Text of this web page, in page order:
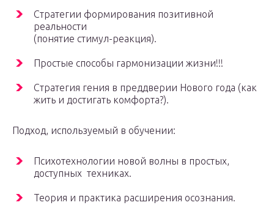
Стратегии формирования позитивной
реальности
(понятие стимул-реакция).
Простые способы гармонизации жизни!!!
Стратегия гения в преддверии Нового года (как
жить и достигать комфорта?).
Подход, используемый в обучении:
Психотехнологии новой волны в простых,
доступных техниках.
Теория и практика расширения осознания.